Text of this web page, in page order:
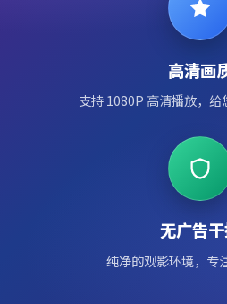
高清画
支持 1080P 高清播放，
无广告
纯净的观影环境，专